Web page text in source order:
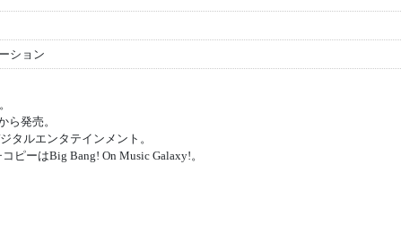
ション
ら発売。
タルエンタテインメント。
ピーはBig Bang! On Music Galaxy!。